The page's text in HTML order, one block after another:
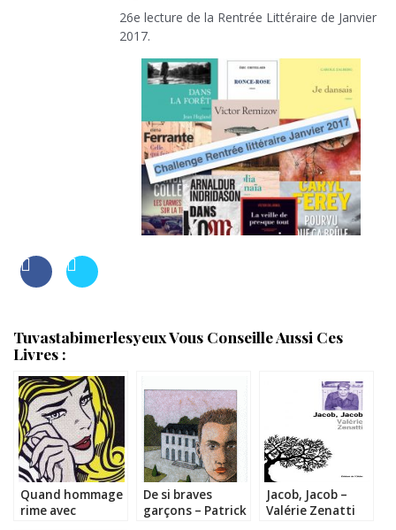
26e lecture de la Rentrée Littéraire de Janvier
2017.
Tuvastabimerlesyeux Vous Conseille Aussi Ces
Livres :
Quand hommage
rime avec
De si braves
garçons – Patrick
Jacob, Jacob –
Valérie Zenatti